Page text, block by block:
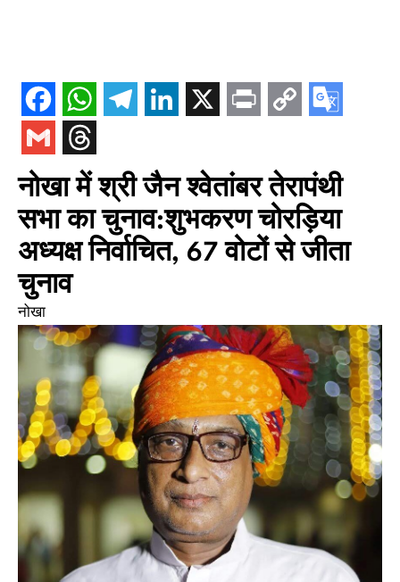
नोखा में श्री जैन श्वेतांबर तेरापंथी
सभा का चुनाव:शुभकरण चोरड़िया
अध्यक्ष निर्वाचित, 67 वोटों से जीता
चुनाव
नोखा